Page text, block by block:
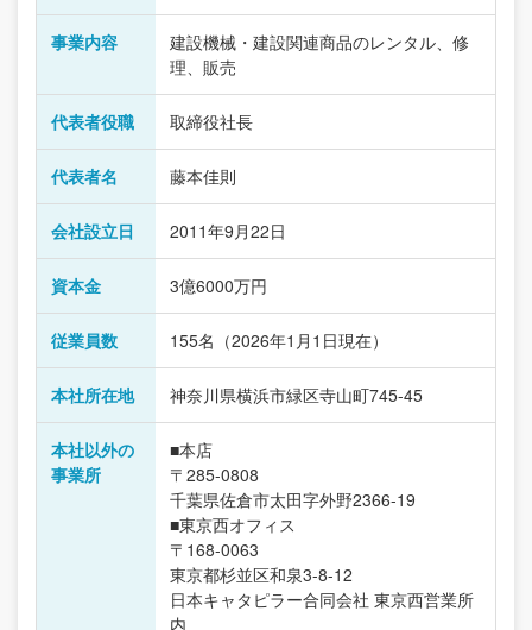
事業内容
建設機械・建設関連商品のレンタル、修
理、販売
代表者役職 取締役社長
代表者名 藤本佳則
会社設立日 2011年9月22日
資本金 3億6000万円
従業員数 155名（2026年1月1日現在）
本社所在地 神奈川県横浜市緑区寺山町745-45
本社以外の
事業所
■本店
〒285-0808
千葉県佐倉市太田字外野2366-19
■東京西オフィス
〒168-0063
東京都杉並区和泉3-8-12
日本キャタピラー合同会社 東京西営業所
内